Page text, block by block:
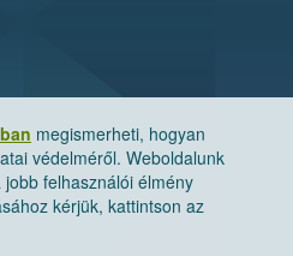
megismerheti, hogyan
védelméről. Weboldalunk
felhasználói élmény
kérjük, kattintson az